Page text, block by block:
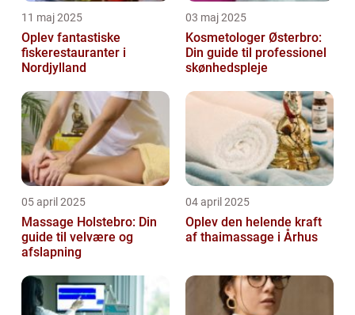
11 maj 2025
Oplev fantastiske
fiskerestauranter i
Nordjylland
03 maj 2025
Kosmetologer Østerbro:
Din guide til professionel
skønhedspleje
05 april 2025
Massage Holstebro: Din
guide til velvære og
afslapning
04 april 2025
Oplev den helende kraft
af thaimassage i Århus